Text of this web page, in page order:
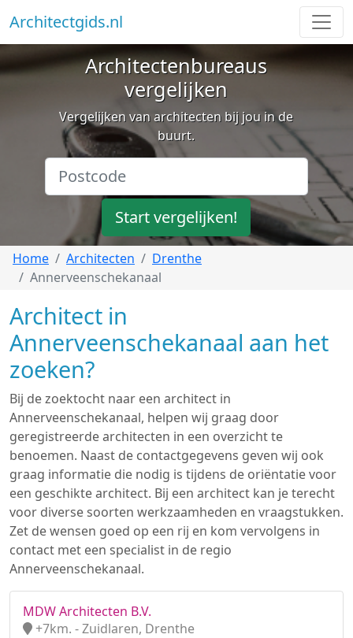
Architectgids.nl
Architectenbureaus
vergelijken
Vergelijken van architecten bij jou in de
buurt.
Start vergelijken!
Home Architecten
Drenthe
Annerveenschekanaal
Architect in
Annerveenschekanaal aan het
zoeken?
Bij de zoektocht naar een architect in
Annerveenschekanaal, helpen wij graag door
geregistreerde architecten in een overzicht te
benoemen. Naast de contactgegevens geven wij ook
graag informatie die nodig is tijdens de oriëntatie voor
een geschikte architect. Bij een architect kan je terecht
voor diverse soorten werkzaamheden en vraagstukken.
Zet de wensen goed op een rij en kom vervolgens in
contact met een specialist in de regio
Annerveenschekanaal.
MDW Architecten B.V.
+7km. - Zuidlaren, Drenthe